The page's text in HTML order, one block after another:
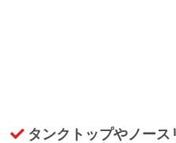
タンクトップやノース